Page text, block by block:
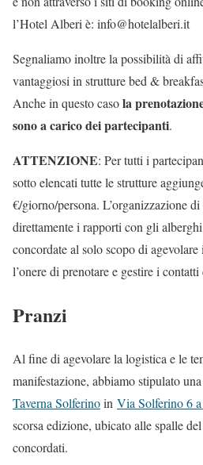
l’Hotel Alberi è: info@hotelalberi.it
Segnaliamo inoltre la possibilità di
vantaggiosi in strutture bed &
Anche in questo casola
sono a carico dei partecipanti.
ATTENZIONE: Per tutti i
sotto elencati tutte le strutture
€/giorno/persona. L’organizzazione
direttamente i rapporti con gli
concordate al solo scopo di
l’onere di prenotare e gestire i
Pranzi
Al fine di agevolare la logistica e le
manifestazione, abbiamo stipulato
Taverna Solferinoin Via Solferino 6
scorsa edizione, ubicato alle spalle
concordati.